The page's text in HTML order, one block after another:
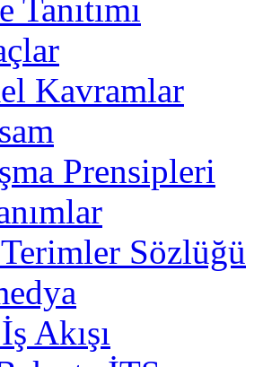
Tanıtımı
Kavramlar
Prensipleri
Sözlüğü
Akışı